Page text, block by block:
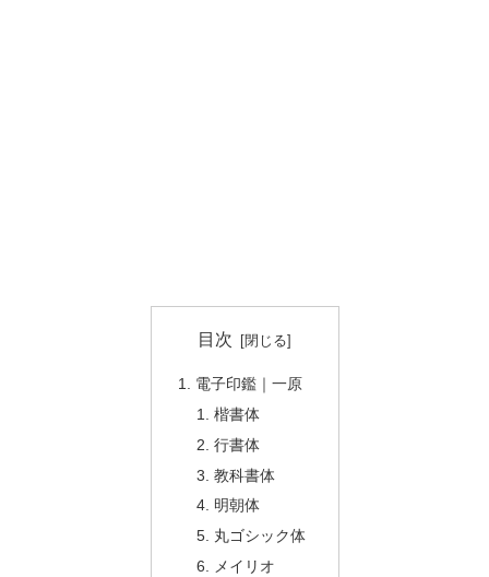
目次
電子印鑑｜一原
楷書体
行書体
教科書体
明朝体
丸ゴシック体
メイリオ